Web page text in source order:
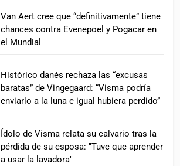
Van Aert cree que “definitivamente” tiene
chances contra Evenepoel y Pogacar en
el Mundial
Histórico danés rechaza las “excusas
baratas” de Vingegaard: “Visma podría
enviarlo a la luna e igual hubiera perdido”
Ídolo de Visma relata su calvario tras la
pérdida de su esposa: "Tuve que aprender
a usar la lavadora"